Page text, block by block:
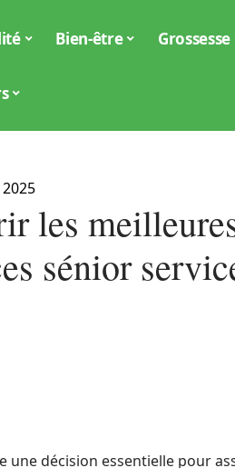
Bien-être Grossesse
les
sénior
une décision essentielle pour